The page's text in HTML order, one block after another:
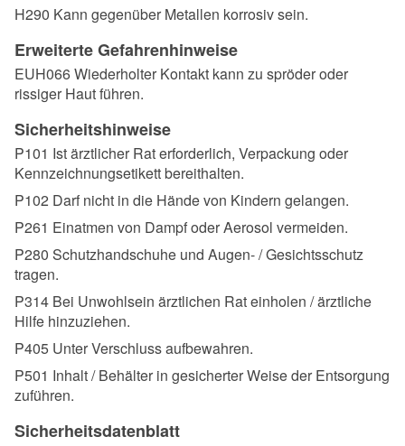
H290 Kann gegenüber Metallen korrosiv sein.
Erweiterte Gefahrenhinweise
EUH066 Wiederholter Kontakt kann zu spröder oder
rissiger Haut führen.
Sicherheitshinweise
P101 Ist ärztlicher Rat erforderlich, Verpackung oder
Kennzeichnungsetikett bereithalten.
P102 Darf nicht in die Hände von Kindern gelangen.
P261 Einatmen von Dampf oder Aerosol vermeiden.
P280 Schutzhandschuhe und Augen- / Gesichtsschutz
tragen.
P314 Bei Unwohlsein ärztlichen Rat einholen / ärztliche
Hilfe hinzuziehen.
P405 Unter Verschluss aufbewahren.
P501 Inhalt / Behälter in gesicherter Weise der Entsorgung
zuführen.
Sicherheitsdatenblatt